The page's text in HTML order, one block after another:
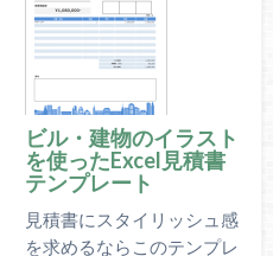
ビル・建物のイラスト
を使ったExcel見積書
テンプレート
見積書にスタイリッシュ感
を求めるならこのテンプレ